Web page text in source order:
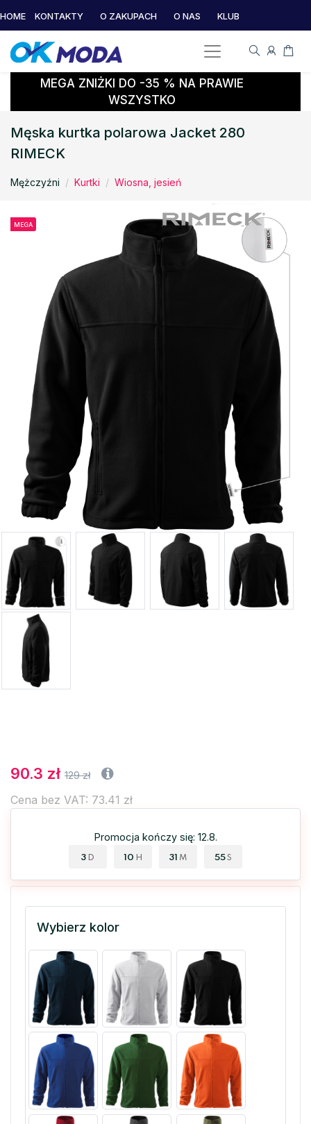
HOME KONTAKTY O ZAKUPACH O NAS KLUB
MEGA ZNIŻKI DO -35 % NA PRAWIE
WSZYSTKO
Męska kurtka polarowa Jacket 280
RIMECK
Mężczyźni Kurtki Wiosna, jesień
MEGA
90.3 zł 129 zł
Cena bez VAT: 73.41 zł
Promocja kończy się: 12.8.
3 D 10 H 31 M 54 S
Wybierz kolor